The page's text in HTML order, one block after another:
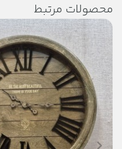
محصولات مرتبط